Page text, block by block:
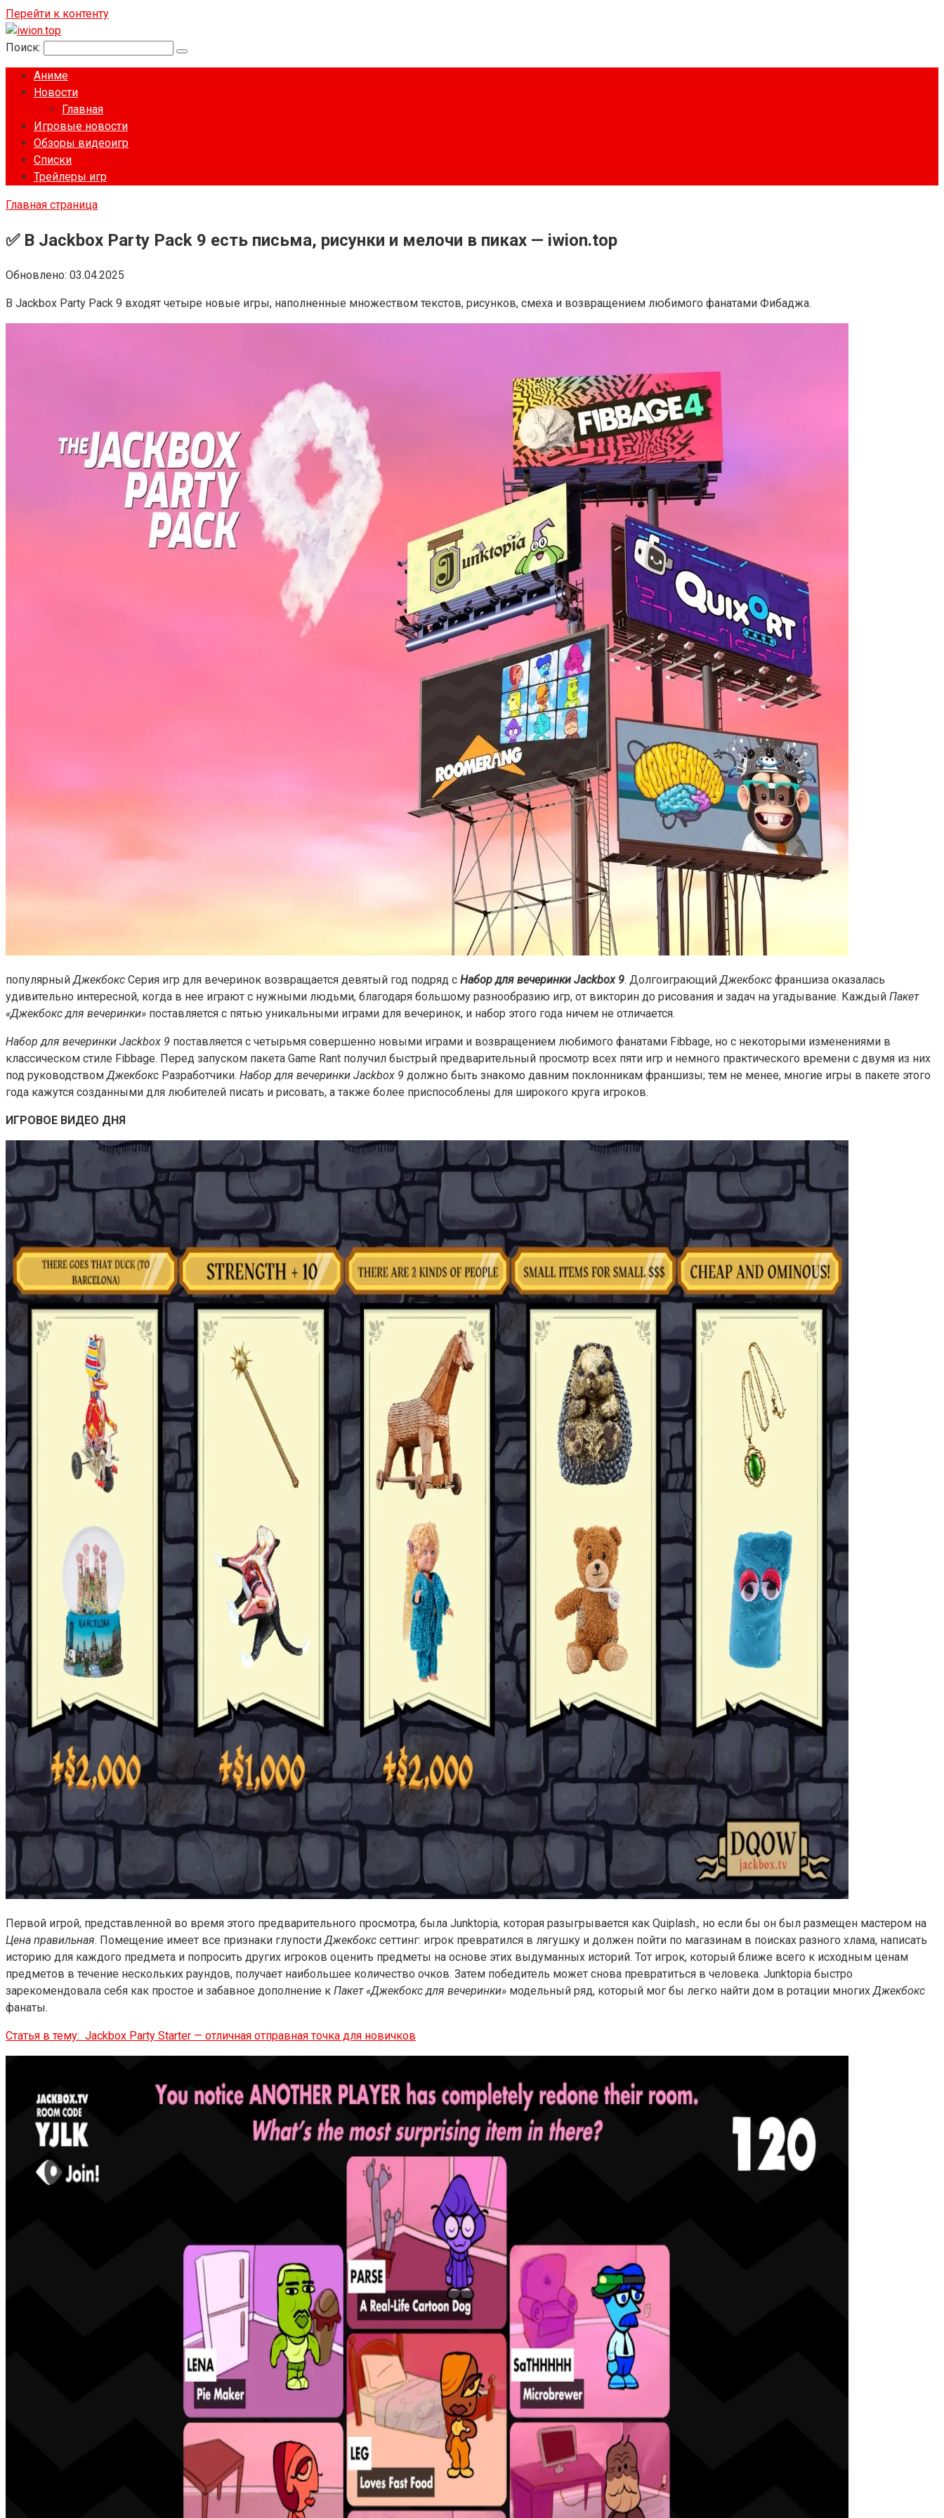
Перейти к контенту
Поиск:
Аниме
Новости
Главная
Игровые новости
Обзоры видеоигр
Списки
Трейлеры игр
Главная страница
✅ В Jackbox Party Pack 9 есть письма, рисунки и мелочи в пиках — iwion.top
Обновлено: 03.04.2025
В Jackbox Party Pack 9 входят четыре новые игры, наполненные множеством текстов, рисунков, смеха и возвращением любимого фанатами Фибаджа.
популярныйДжекбокс Серия игр для вечеринок возвращается девятый год подряд с Набор для вечеринки Jackbox 9. ДолгоиграющийДжекбокс франшиза оказалась
удивительно интересной, когда в нее играют с нужными людьми, благодаря большому разнообразию игр, от викторин до рисования и задач на угадывание. Каждый Пакет
«Джекбокс для вечеринки» поставляется с пятью уникальными играми для вечеринок, и набор этого года ничем не отличается.
Набор для вечеринки Jackbox 9 поставляется с четырьмя совершенно новыми играми и возвращением любимого фанатами Fibbage, но с некоторыми изменениями в
классическом стиле Fibbage. Перед запуском пакета Game Rant получил быстрый предварительный просмотр всех пяти игр и немного практического времени с двумя из них
под руководствомДжекбокс Разработчики. Набор для вечеринки Jackbox 9 должно быть знакомо давним поклонникам франшизы; тем не менее, многие игры в пакете этого
года кажутся созданными для любителей писать и рисовать, а также более приспособлены для широкого круга игроков.
ИГРОВОЕ ВИДЕО ДНЯ
Первой игрой, представленной во время этого предварительного просмотра, была Junktopia, которая разыгрывается как Quiplash., но если бы он был размещен мастером на
Цена правильная. Помещение имеет все признаки глупостиДжекбокс сеттинг: игрок превратился в лягушку и должен пойти по магазинам в поисках разного хлама, написать
историю для каждого предмета и попросить других игроков оценить предметы на основе этих выдуманных историй. Тот игрок, который ближе всего к исходным ценам
предметов в течение нескольких раундов, получает наибольшее количество очков. Затем победитель может снова превратиться в человека. Junktopia быстро
зарекомендовала себя как простое и забавное дополнение к Пакет «Джекбокс для вечеринки» модельный ряд, который мог бы легко найти дом в ротации многихДжекбокс
фанаты.
Статья в тему: Jackbox Party Starter — отличная отправная точка для новичков